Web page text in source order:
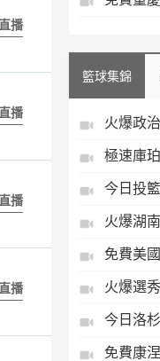
播
播
播
播
籃球集錦
火爆政
極速庫
今日投
免費美
火爆選
今日洛